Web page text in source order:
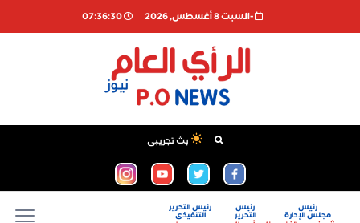
-السبت 8 أغسطس, 2026 07:36:30
بث تجريبى
رئيس
مجلس الإدارة
رئيس
التحرير
رئيس التحرير
التنفيذى